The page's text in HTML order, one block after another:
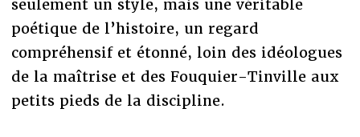
seulement un style, mais une véritable
poétique de l’histoire, un regard
compréhensif et étonné, loin des idéologues
de la maîtrise et des Fouquier-Tinville aux
petits pieds de la discipline.